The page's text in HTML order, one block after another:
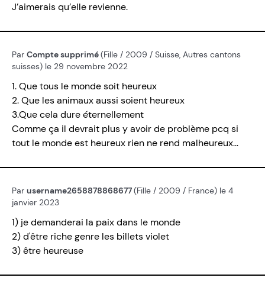
J’aimerais qu’elle revienne.
Par Compte supprimé(Fille / 2009 / Suisse, Autres cantons
suisses) le 29 novembre 2022
1. Que tous le monde soit heureux
2. Que les animaux aussi soient heureux
3.Que cela dure éternellement
Comme ça il devrait plus y avoir de problème pcq si
tout le monde est heureux rien ne rend malheureux...
Par username2658878868677(Fille / 2009 / France) le 4
janvier 2023
1) je demanderai la paix dans le monde
2) d'être riche genre les billets violet
3) être heureuse